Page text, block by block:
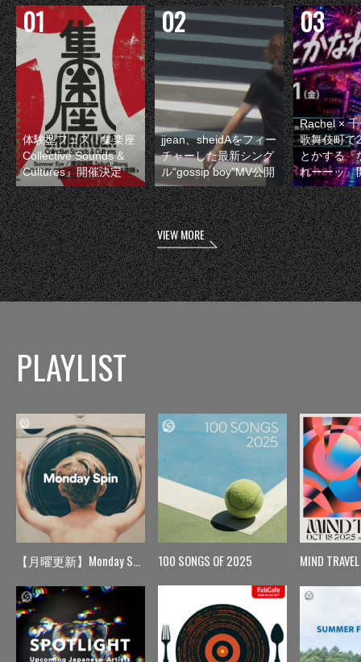
体験型フェス『集楽座
Collective Sounds &
Cultures』開催決定
jjean、sheidAをフィー
チャーした最新シング
ル“gossip boy”MV公開
Rachel ×
歌舞伎町で
とかする『
れーーッ』
VIEW MORE
PLAYLIST
【月曜更新】Monday Spin 100 SONGS OF 2025 MIND TRAVEL